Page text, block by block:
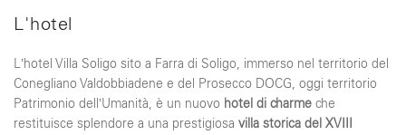
L'hotel
L’hotel Villa Soligo sito a Farra di Soligo, immerso nel territorio del
Conegliano Valdobbiadene e del Prosecco DOCG, oggi territorio
Patrimonio dell’Umanità, è un nuovo hotel di charme che
restituisce splendore a una prestigiosa villa storica del XVIII